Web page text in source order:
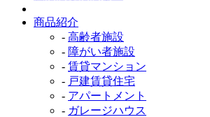
商品紹介
- 高齢者施設
- 障がい者施設
- 賃貸マンション
- 戸建賃貸住宅
- アパートメント
- ガレージハウス